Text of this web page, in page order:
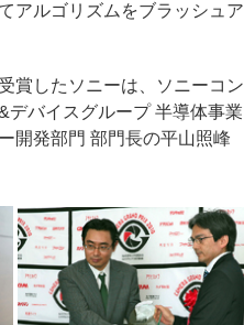
アルゴリズムをブラッシュア
賞したソニーは、ソニーコン
デバイスグループ 半導体事業
開発部門 部門長の平山照峰